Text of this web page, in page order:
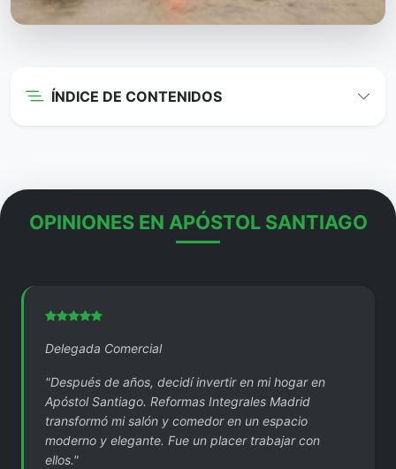
ÍNDICE DE CONTENIDOS
OPINIONES EN APÓSTOL SANTIAGO
Delegada Comercial
"Después de años, decidí invertir en mi hogar en
Apóstol Santiago. Reformas Integrales Madrid
transformó mi salón y comedor en un espacio
moderno y elegante. Fue un placer trabajar con
ellos."